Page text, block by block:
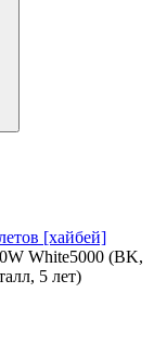
[хайбей]
White5000 (BK,
5 лет)